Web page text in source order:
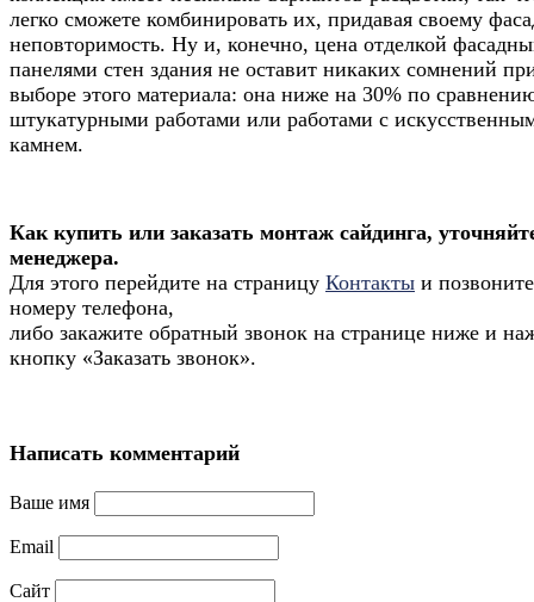
легко сможете комбинировать их, придавая своему
неповторимость. Ну и, конечно, цена отделкой
панелями стен здания не оставит никаких сомнений
выборе этого материала: она ниже на 30% по
штукатурными работами или работами с
камнем.
Как купить или заказать монтаж сайдинга,
менеджера.
Для этого перейдите на страницу Контакты и
номеру телефона,
либо закажите обратный звонок на странице ниже и
кнопку «Заказать звонок».
Написать комментарий
Ваше имя
Email
Сайт